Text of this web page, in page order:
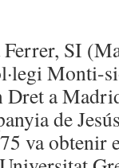
SI
Monti-
Dret a
de
va obtenir